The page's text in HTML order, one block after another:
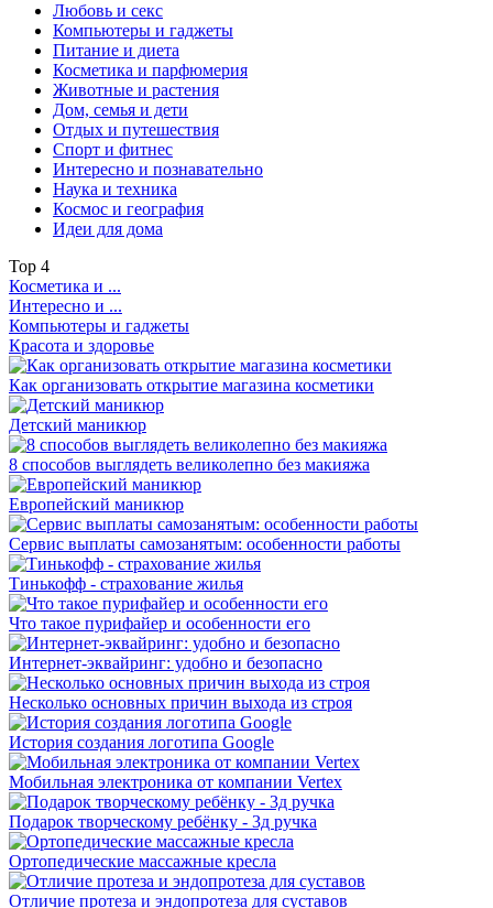
Любовь и секс
Компьютеры и гаджеты
Питание и диета
Косметика и парфюмерия
Животные и растения
Дом, семья и дети
Отдых и путешествия
Спорт и фитнес
Интересно и познавательно
Наука и техника
Космос и география
Идеи для дома
Top 4
Косметика и ...
Интересно и ...
Компьютеры и гаджеты
Красота и здоровье
Как организовать открытие магазина косметики
Детский маникюр
8 способов выглядеть великолепно без макияжа
Европейский маникюр
Сервис выплаты самозанятым: особенности работы
Тинькофф - страхование жилья
Что такое пурифайер и особенности его
Интернет-эквайринг: удобно и безопасно
Несколько основных причин выхода из строя
История создания логотипа Google
Мобильная электроника от компании Vertex
Подарок творческому ребёнку - 3д ручка
Ортопедические массажные кресла
Отличие протеза и эндопротеза для суставов